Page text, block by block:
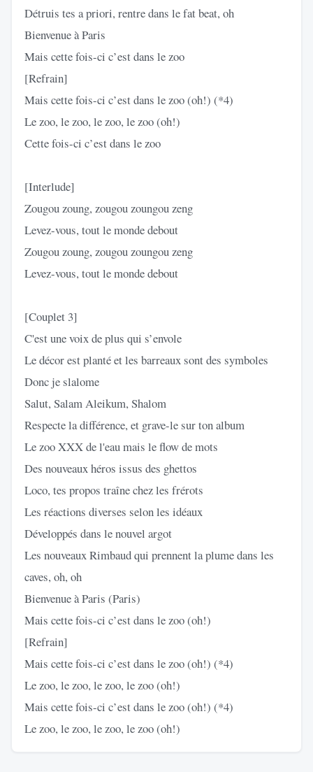
Détruis tes a priori, rentre dans le fat beat, oh
Bienvenue à Paris
Mais cette fois-ci c’est dans le zoo
[Refrain]
Mais cette fois-ci c’est dans le zoo (oh!) (*4)
Le zoo, le zoo, le zoo, le zoo (oh!)
Cette fois-ci c’est dans le zoo
[Interlude]
Zougou zoung, zougou zoungou zeng
Levez-vous, tout le monde debout
Zougou zoung, zougou zoungou zeng
Levez-vous, tout le monde debout
[Couplet 3]
C'est une voix de plus qui s’envole
Le décor est planté et les barreaux sont des symboles
Donc je slalome
Salut, Salam Aleikum, Shalom
Respecte la différence, et grave-le sur ton album
Le zoo XXX de l'eau mais le flow de mots
Des nouveaux héros issus des ghettos
Loco, tes propos traîne chez les frérots
Les réactions diverses selon les idéaux
Développés dans le nouvel argot
Les nouveaux Rimbaud qui prennent la plume dans les
caves, oh, oh
Bienvenue à Paris (Paris)
Mais cette fois-ci c’est dans le zoo (oh!)
[Refrain]
Mais cette fois-ci c’est dans le zoo (oh!) (*4)
Le zoo, le zoo, le zoo, le zoo (oh!)
Mais cette fois-ci c’est dans le zoo (oh!) (*4)
Le zoo, le zoo, le zoo, le zoo (oh!)